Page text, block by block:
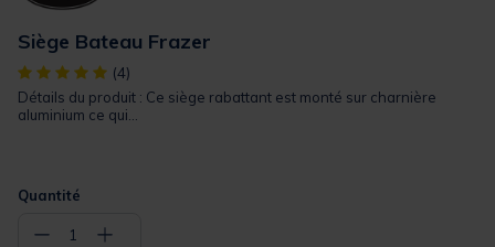
Siège Bateau Frazer
[object Object] out of 5 Customer Rating
(4)
Détails du produit : Ce siège rabattant est monté sur charnière
aluminium ce qui...
Quantité
− 1 +